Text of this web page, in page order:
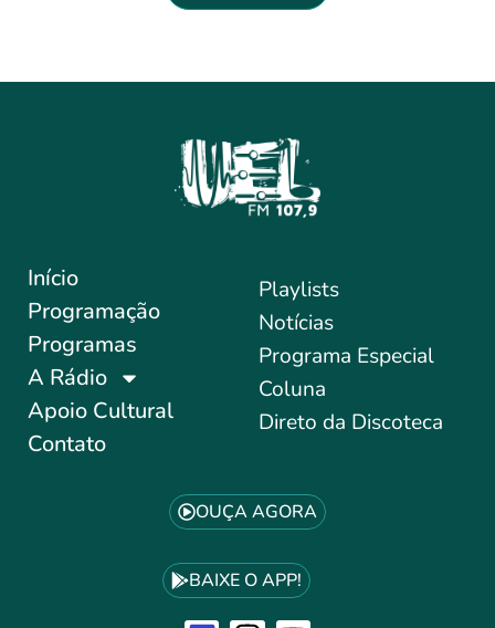
Início
Programação
Programas
A Rádio
Apoio Cultural
Contato
Playlists
Notícias
Programa Especial
Coluna
Direto da Discoteca
OUÇA AGORA
BAIXE O APP!